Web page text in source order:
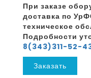
При заказе
доставка по
техническое
Подробности
8(343)311-52-
Заказать